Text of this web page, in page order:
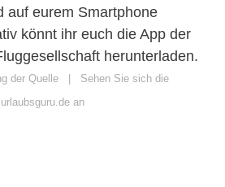
auf eurem Smartphone
könnt ihr euch die App der
herunterladen.
der Quelle
Sehen Sie sich die
an